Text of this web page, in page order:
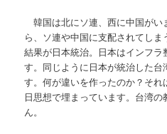
韓国は北にソ連、西に中国がい
ら、ソ連や中国に支配されてし
結果が日本統治。日本はインフラ
す。同じように日本が統治した
す。何が違いを作ったのか？そ
日思想で埋まっています。台湾
ん。